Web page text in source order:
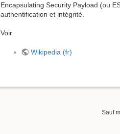
Encapsulating Security Payload (ou
authentification et intégrité.
Voir
Wikipedia (fr)
Sauf